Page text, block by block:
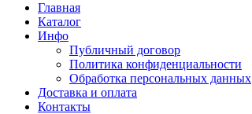
Главная
Каталог
Инфо
Публичный договор
Политика конфиденциальности
Обработка персональных данных
Доставка и оплата
Контакты